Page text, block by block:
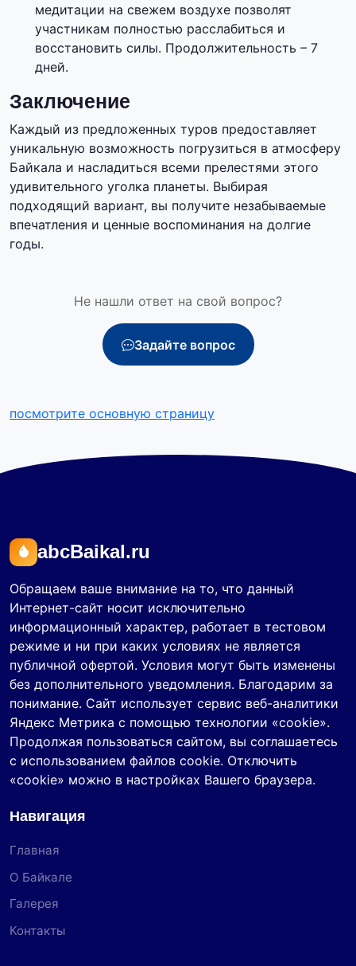
медитации на свежем воздухе позволят
участникам полностью расслабиться и
восстановить силы. Продолжительность – 7
дней.
Заключение
Каждый из предложенных туров предоставляет
уникальную возможность погрузиться в атмосферу
Байкала и насладиться всеми прелестями этого
удивительного уголка планеты. Выбирая
подходящий вариант, вы получите незабываемые
впечатления и ценные воспоминания на долгие
годы.
Не нашли ответ на свой вопрос?
Задайте вопрос
посмотрите основную страницу
abcBaikal.ru
Обращаем ваше внимание на то, что данный
Интернет-сайт носит исключительно
информационный характер, работает в тестовом
режиме и ни при каких условиях не является
публичной офертой. Условия могут быть изменены
без дополнительного уведомления. Благодарим за
понимание. Сайт использует сервис веб-аналитики
Яндекс Метрика с помощью технологии «cookie».
Продолжая пользоваться сайтом, вы соглашаетесь
с использованием файлов cookie. Отключить
«cookie» можно в настройках Вашего браузера.
Навигация
Главная
О Байкале
Галерея
Контакты